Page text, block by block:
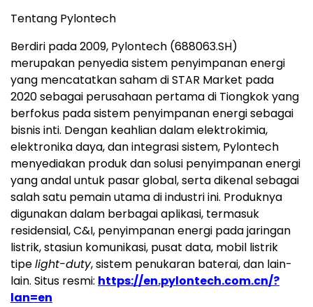
Tentang Pylontech
Berdiri pada 2009, Pylontech (688063.SH)
merupakan penyedia sistem penyimpanan energi
yang mencatatkan saham di STAR Market pada
2020 sebagai perusahaan pertama di Tiongkok yang
berfokus pada sistem penyimpanan energi sebagai
bisnis inti. Dengan keahlian dalam elektrokimia,
elektronika daya, dan integrasi sistem, Pylontech
menyediakan produk dan solusi penyimpanan energi
yang andal untuk pasar global, serta dikenal sebagai
salah satu pemain utama di industri ini. Produknya
digunakan dalam berbagai aplikasi, termasuk
residensial, C&I, penyimpanan energi pada jaringan
listrik, stasiun komunikasi, pusat data, mobil listrik
tipelight-duty, sistem penukaran baterai, dan lain-
lain. Situs resmi: https://en.pylontech.com.cn/?
lan=en